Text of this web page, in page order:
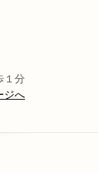
１分
ジへ